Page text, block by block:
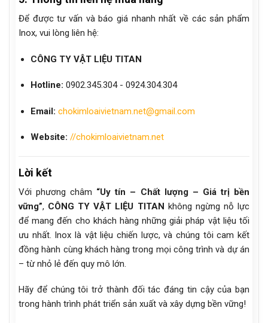
Để được tư vấn và báo giá nhanh nhất về các sản phẩm
Inox, vui lòng liên hệ:
CÔNG TY VẬT LIỆU TITAN
Hotline: 0902.345.304 - 0924.304.304
Email: chokimloaivietnam.net@gmail.com
Website: //chokimloaivietnam.net
Lời kết
Với phương châm “Uy tín – Chất lượng – Giá trị bền
vững”, CÔNG TY VẬT LIỆU TITAN không ngừng nỗ lực
để mang đến cho khách hàng những giải pháp vật liệu tối
ưu nhất. Inox là vật liệu chiến lược, và chúng tôi cam kết
đồng hành cùng khách hàng trong mọi công trình và dự án
– từ nhỏ lẻ đến quy mô lớn.
Hãy để chúng tôi trở thành đối tác đáng tin cậy của bạn
trong hành trình phát triển sản xuất và xây dựng bền vững!